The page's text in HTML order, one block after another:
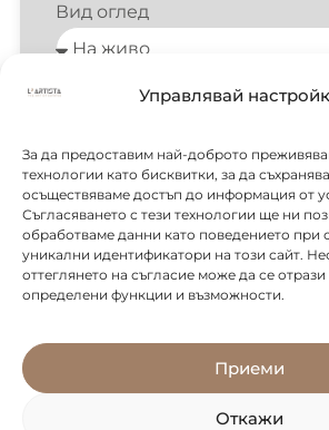
Управлявай
За да предоставим най-доброто
технологии като бисквитки, за да
осъществяваме достъп до информация от
Съгласяването с тези технологии ще ни
обработваме данни като поведението при
уникални идентификатори на този сайт.
оттеглянето на съгласие може да се
определени функции и възможности.
Приеми
Откажи
Вид оглед
НАПРЕД